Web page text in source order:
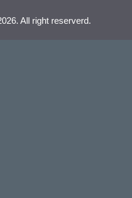
All right reserverd.